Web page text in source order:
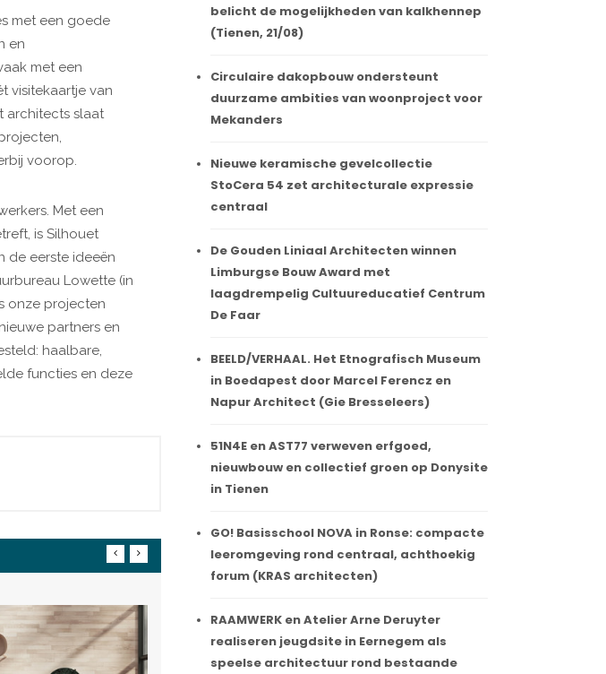
met een goede
en
met een
visitekaartje van
architects slaat
voorop.
Met een
is Silhouet
de eerste ideeën
Lowette (in
onze projecten
partners en
haalbare,
functies en deze
dormakaba lanceert nieuwe website
20 maart 2023
belicht de mogelijkheden van kalkhennep
(Tienen, 21/08)
Circulaire dakopbouw ondersteunt
duurzame ambities van woonproject voor
Mekanders
Nieuwe keramische gevelcollectie
StoCera 54 zet architecturale expressie
centraal
De Gouden Liniaal Architecten winnen
Limburgse Bouw Award met
laagdrempelig Cultuureducatief Centrum
De Faar
BEELD/VERHAAL. Het Etnografisch Museum
in Boedapest door Marcel Ferencz en
Napur Architect (Gie Bresseleers)
51N4E en AST77 verweven erfgoed,
nieuwbouw en collectief groen op Donysite
in Tienen
GO! Basisschool NOVA in Ronse: compacte
leeromgeving rond centraal, achthoekig
forum (KRAS architecten)
RAAMWERK en Atelier Arne Deruyter
realiseren jeugdsite in Eernegem als
speelse architectuur rond bestaande